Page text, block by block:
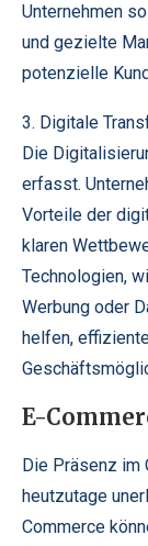
Unternehmen
und gezielte
potenzielle
3. Digitale
Die
erfasst.
Vorteile der
klaren
Technologien,
Werbung oder
helfen,
E-
Die Präsenz im
heutzutage
Commerce